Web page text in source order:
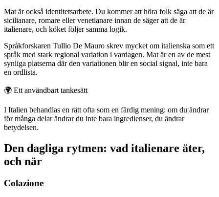
Mat är också identitetsarbete. Du kommer att höra folk säga att de är
sicilianare, romare eller venetianare innan de säger att de är
italienare, och köket följer samma logik.
Språkforskaren Tullio De Mauro skrev mycket om italienska som ett
språk med stark regional variation i vardagen. Mat är en av de mest
synliga platserna där den variationen blir en social signal, inte bara
en ordlista.
🌍 Ett användbart tankesätt
I Italien behandlas en rätt ofta som en färdig mening: om du ändrar
för många delar ändrar du inte bara ingredienser, du ändrar
betydelsen.
Den dagliga rytmen: vad italienare äter,
och när
Colazione